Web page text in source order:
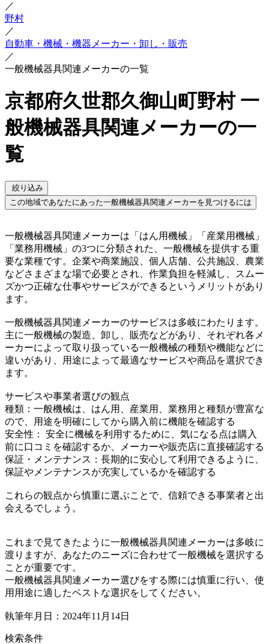
／
野村
／
自動車・機械・機器メーカー・卸し・販売
／
一般機械器具関連メーカーの一覧
京都府久世郡久御山町野村 一
般機械器具関連メーカーの一
覧
絞り込み
この地域であなたにあった一般機械器具関連メーカーを見つけるには
一般機械器具関連メーカーは「はん用機械」「産業用機械」
「業務用機械」の3つに分類された、一般機械を提供する重
要な業種です。企業や商業施設、個人店舗、公共施設、農業
などさまざまな場で必要とされ、作業負担を軽減し、スムー
ズかつ正確な仕事やサービスができるというメリットがあり
ます。
一般機械器具関連メーカーのサービスは多岐にわたります。
主に一般機械の製造、卸し、販売などがあり、それぞれ各メ
ーカーによって取り扱っている一般機械の種類や機能などに
違いがあり、用途によって最適なサービスや商品を選択でき
ます。
サービスや事業者選びの観点
種類：一般機械は、はん用、産業用、業務用と種類が豊富な
ので、用途を明確にしてから購入前に機能を確認する
安全性： 安全に機械を利用するために、気になる点は購入
前に口コミを確認するか、メーカーや販売店に直接確認する
保証・メンテナンス：長期的に安心して利用できるように、
保証やメンテナンスが充実しているかを確認する
これらの観点から慎重に選ぶことで、信頼できる事業者と出
会えるでしょう。
これまで見てきたように一般機械器具関連メーカーは多岐に
渡りますが、あなたのニーズに合わせて一般機械を選択する
ことが重要です。
一般機械器具関連メーカー選びをする際には慎重に行い、使
用用途に適したベストな選択をしてください。
執筆年月日：2024年11月14日
検索条件